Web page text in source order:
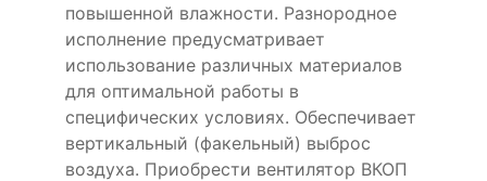
повышенной влажности. Разнородное
исполнение предусматривает
использование различных материалов
для оптимальной работы в
специфических условиях. Обеспечивает
вертикальный (факельный) выброс
воздуха. Приобрести вентилятор ВКОП